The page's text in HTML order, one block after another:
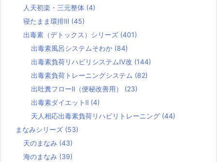
人天初楽・三元整体 (4)
寝たまま環排Ⅲ (45)
出毒素（デトックス）シリーズ (401)
出毒素風呂システムそわか (84)
出毒素負荷リハビリシステムⅣ改 (144)
出毒素負荷トレーニングシステム (82)
出吐糞フローⅡ（便秘改善用） (23)
出毒素ダイエットⅡ (4)
天人相応出毒素負荷リハビリトレーニング (44)
まなみシリーズ (53)
天のまなみ (43)
海のまなみ (39)